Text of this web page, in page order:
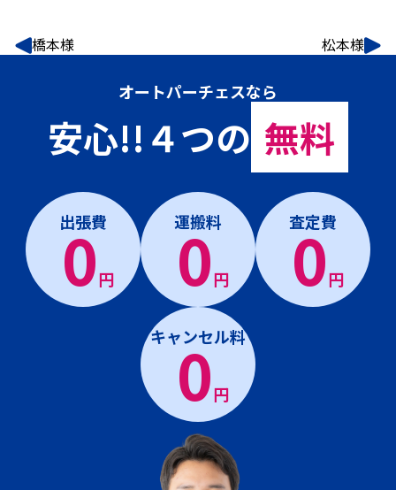
橋本様 松本様
オートパーチェスなら
安心!!４つの 無料
出張費
0円
運搬料
0円
査定費
0円
キャンセル料
0円